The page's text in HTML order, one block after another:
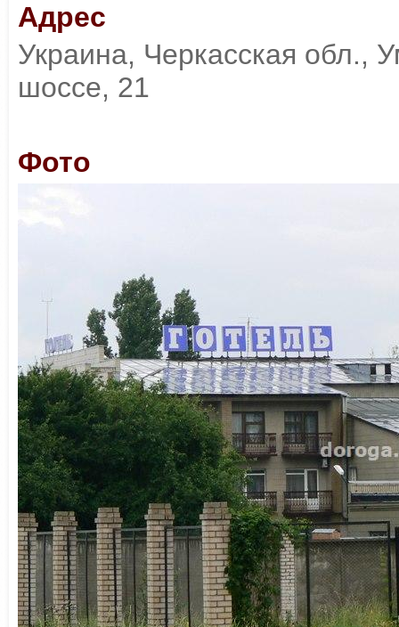
Адрес
Украина, Черкасская обл.,
шоссе, 21
Фото